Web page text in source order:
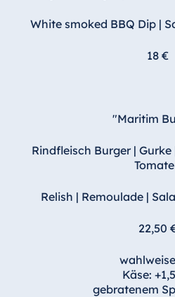
White smoked BBQ Dip |
18 €
"Maritim
Rindfleisch Burger |
Relish | Remoulade |
22,50
Käse:
gebratenem